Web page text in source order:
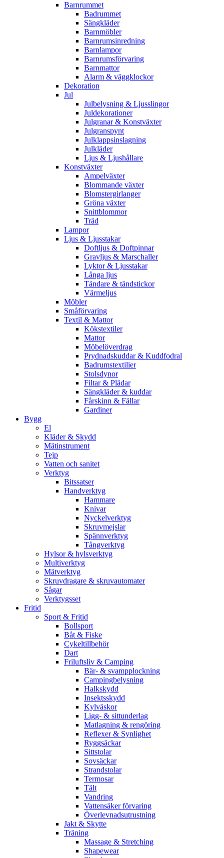
Barnrummet
Badrummet
Sängkläder
Barnmöbler
Barnrumsinredning
Barnlampor
Barnrumsförvaring
Barnmattor
Alarm & väggklockor
Dekoration
Jul
Julbelysning & Ljusslingor
Juldekorationer
Julgranar & Konstväxter
Julgranspynt
Julklappsinslagning
Julkläder
Ljus & Ljushållare
Konstväxter
Ampelväxter
Blommande växter
Blomstergirlanger
Gröna växter
Snittblommor
Träd
Lampor
Ljus & Ljusstakar
Doftljus & Doftpinnar
Gravljus & Marschaller
Lyktor & Ljusstakar
Långa ljus
Tändare & tändstickor
Värmeljus
Möbler
Småförvaring
Textil & Mattor
Kökstextiler
Mattor
Möbelöverdrag
Prydnadskuddar & Kuddfodral
Badrumstextilier
Stolsdynor
Filtar & Plädar
Sängkläder & kuddar
Fårskinn & Fällar
Gardiner
Bygg
El
Kläder & Skydd
Mätinstrument
Tejp
Vatten och sanitet
Verktyg
Bitssatser
Handverktyg
Hammare
Knivar
Nyckelverktyg
Skruvmejslar
Spännverktyg
Tångverktyg
Hylsor & hylsverktyg
Multiverktyg
Mätverktyg
Skruvdragare & skruvautomater
Sågar
Verktygsset
Fritid
Sport & Fritid
Bollsport
Båt & Fiske
Cykeltillbehör
Dart
Friluftsliv & Camping
Bär- & svampplockning
Campingbelysning
Halkskydd
Insektsskydd
Kylväskor
Ligg- & sittunderlag
Matlagning & rengöring
Reflexer & Synlighet
Ryggsäckar
Sittstolar
Sovsäckar
Strandstolar
Termosar
Tält
Vandring
Vattensäker förvaring
Överlevnadsutrustning
Jakt & Skytte
Träning
Massage & Stretching
Shapewear